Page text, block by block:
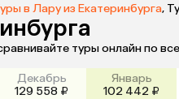
в Лару из Екатеринбурга,
туры онлайн по
Декабрь
129 558 ₽
Январь
102 442 ₽